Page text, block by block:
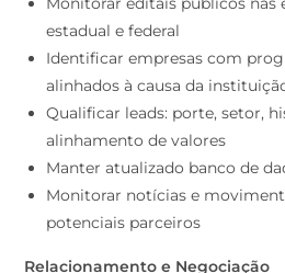
estadual e federal
Identificar empresas com
alinhados à causa da
Qualificar leads: porte, setor,
alinhamento de valores
Manter atualizado banco de
Monitorar notícias e
potenciais parceiros
Relacionamento e Negociação